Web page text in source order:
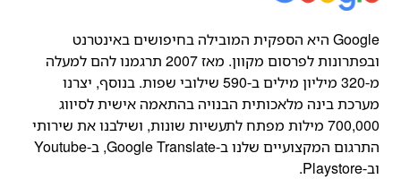
Google היא הספקית המובילה בחיפושים באינטרנט
ובפתרונות לפרסום מקוון. מאז 2007 תרגמנו להם למעלה
מ-320 מיליון מילים ב-590 שילובי שפות. בנוסף, יצרנו
מערכת בינה מלאכותית הבנויה בהתאמה אישית לסיווג
700,000 מילות מפתח לתעשיות שונות, ושילבנו את שירותי
התרגום המקצועיים שלנו ב-Google Translate,‏ ב-Youtube
וב-Playstore.